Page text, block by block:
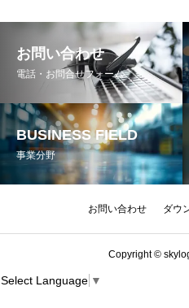
お問い合わせ
電話・お問合せフォーム
BUSINESS FIELD
事業分野
お問い合わせ ダウ
Copyright ©
Select Language ▼